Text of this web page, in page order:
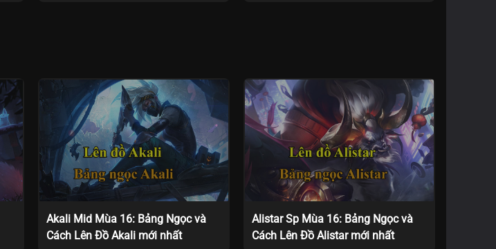
Akali Mid Mùa 16: Bảng Ngọc và
Cách Lên Đồ Akali mới nhất
Alistar Sp Mùa 16: Bảng Ngọc và
Cách Lên Đồ Alistar mới nhất